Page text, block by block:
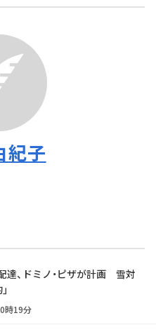
紀子
達、ドミノ・ピザが計画 雪対
時19分